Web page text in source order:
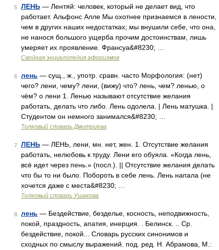
5 ЛЕНЬ — Лентяй: человек, который не делает вид, что
работает. Альфонс Алле Мы охотнее признаемся в лености,
чем в других наших недостатках; мы внушили себе, что она,
не нанося большого ущерба прочим достоинствам, лишь
умеряет их проявление. Франсуа&#8230; …
Сводная энциклопедия афоризмов
6 лень — сущ., ж., употр. сравн. часто Морфология: (нет)
чего? лени, чему? лени, (вижу) что? лень, чем? ленью, о
чём? о лени 1. Ленью называют отсутствие желания
работать, делать что либо. Лень одолела. | Лень матушка. |
Студентом он немного занимался&#8230; …
Толковый словарь Дмитриева
7 ЛЕНЬ — ЛЕНЬ, лени, мн. нет, жен. 1. Отсутствие желания
работать, нелюбовь к труду. Лени его обуяла. «Когда лень,
всё идет через пень.» (посл.). || Отсутствие желания делать
что бы то ни было. Побороть в себе лень. Лень напала (не
хочется даже с места&#8230; …
Толковый словарь Ушакова
8 лень — Бездействие, безделье, косность, неподвижность,
покой, праздность, апатия, инерция. . Белинск. .. Ср.
бездействие, покой... Словарь русских синонимов и
сходных по смыслу выражений. под. ред. Н. Абрамова, М.: